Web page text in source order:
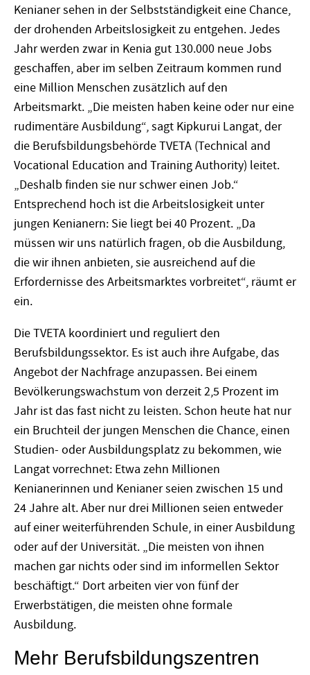
Kenianer sehen in der Selbstständigkeit eine Chance,
der drohenden Arbeitslosigkeit zu entgehen. Jedes
Jahr werden zwar in Kenia gut 130.000 neue Jobs
geschaffen, aber im selben Zeitraum kommen rund
eine Million Menschen zusätzlich auf den
Arbeitsmarkt. „Die meisten haben keine oder nur eine
rudimentäre Ausbildung“, sagt Kipkurui Langat, der
die Berufsbildungsbehörde TVETA (Technical and
Vocational Education and Training Authority) leitet.
„Deshalb finden sie nur schwer einen Job.“
Entsprechend hoch ist die Arbeitslosigkeit unter
jungen Kenianern: Sie liegt bei 40 Prozent. „Da
müssen wir uns natürlich fragen, ob die Ausbildung,
die wir ihnen anbieten, sie ausreichend auf die
Erfordernisse des Arbeitsmarktes vorbreitet“, räumt er
ein.
Die TVETA koordiniert und reguliert den
Berufsbildungssektor. Es ist auch ihre Aufgabe, das
Angebot der Nachfrage anzupassen. Bei einem
Bevölkerungswachstum von derzeit 2,5 Prozent im
Jahr ist das fast nicht zu leisten. Schon heute hat nur
ein Bruchteil der jungen Menschen die Chance, einen
Studien- oder Ausbildungsplatz zu bekommen, wie
Langat vorrechnet: Etwa zehn Millionen
Kenianerinnen und Kenianer seien zwischen 15 und
24 Jahre alt. Aber nur drei Millionen seien entweder
auf einer weiterführenden Schule, in einer Ausbildung
oder auf der Universität. „Die meisten von ihnen
machen gar nichts oder sind im informellen Sektor
beschäftigt.“ Dort arbeiten vier von fünf der
Erwerbstätigen, die meisten ohne formale
Ausbildung.
Mehr Berufsbildungszentren